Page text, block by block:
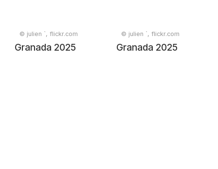
© julien `, flickr.com
Granada 2025
© julien `, flickr.com
Granada 2025